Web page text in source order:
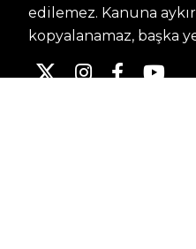
edilemez. Kanuna
kopyalanamaz, başka